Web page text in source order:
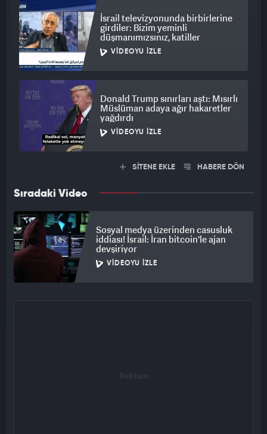
İsrail televizyonunda birbirlerine
girdiler: Bizim yeminli
düşmanımızsınız, katiller
VIDEOYU İZLE
Donald Trump sınırları aştı: Mısırlı
Müslüman adaya ağır hakaretler
yağdırdı
VIDEOYU İZLE
SİTENE EKLE HABERE DÖN
Sıradaki Video
Sosyal medya üzerinden casusluk
iddiası! İsrail: İran bitcoin'le ajan
devşiriyor
VIDEOYU İZLE